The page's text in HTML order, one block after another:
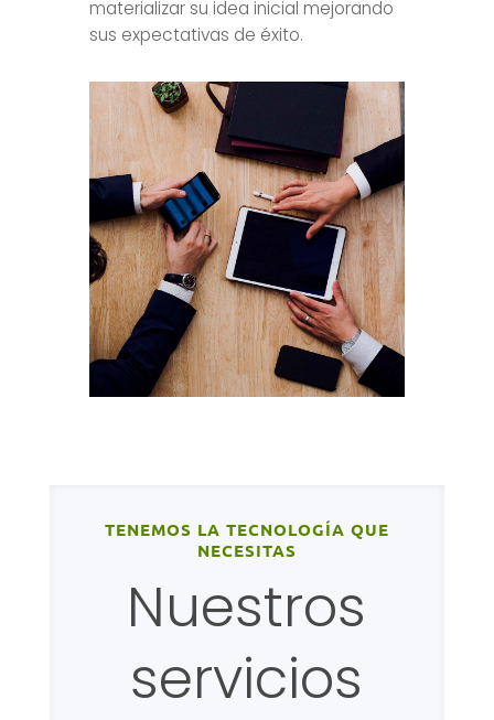
materializar su idea inicial mejorando
sus expectativas de éxito.
TENEMOS LA TECNOLOGÍA QUE
NECESITAS
Nuestros
servicios